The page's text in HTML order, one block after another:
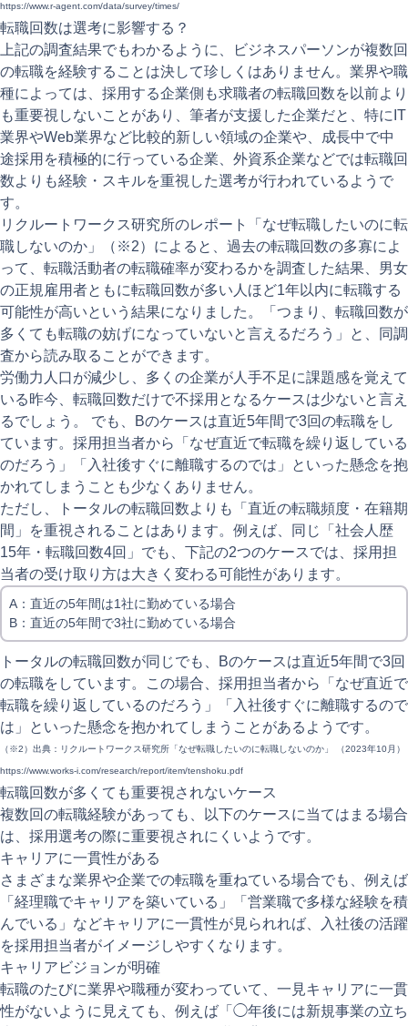
https://www.r-agent.com/data/survey/times/
転職回数は選考に影響する？
上記の調査結果でもわかるように、ビジネスパーソンが複数回
の転職を経験することは決して珍しくはありません。業界や職
種によっては、採用する企業側も求職者の転職回数を以前より
も重要視しないことがあり、筆者が支援した企業だと、特にIT
業界やWeb業界など比較的新しい領域の企業や、成長中で中
途採用を積極的に行っている企業、外資系企業などでは転職回
数よりも経験・スキルを重視した選考が行われているようで
す。
リクルートワークス研究所のレポート「なぜ転職したいのに転
職しないのか」（※2）によると、過去の転職回数の多寡によ
って、転職活動者の転職確率が変わるかを調査した結果、男女
の正規雇用者ともに転職回数が多い人ほど1年以内に転職する
可能性が高いという結果になりました。「つまり、転職回数が
多くても転職の妨げになっていないと言えるだろう」と、同調
査から読み取ることができます。
労働力人口が減少し、多くの企業が人手不足に課題感を覚えて
いる昨今、転職回数だけで不採用となるケースは少ないと言え
るでしょう。 でも、Bのケースは直近5年間で3回の転職をし
ています。採用担当者から「なぜ直近で転職を繰り返している
のだろう」「入社後すぐに離職するのでは」といった懸念を抱
かれてしまうことも少なくありません。
ただし、トータルの転職回数よりも「直近の転職頻度・在籍期
間」を重視されることはあります。例えば、同じ「社会人歴
15年・転職回数4回」でも、下記の2つのケースでは、採用担
当者の受け取り方は大きく変わる可能性があります。
A：直近の5年間は1社に勤めている場合
B：直近の5年間で3社に勤めている場合
トータルの転職回数が同じでも、Bのケースは直近5年間で3回
の転職をしています。この場合、採用担当者から「なぜ直近で
転職を繰り返しているのだろう」「入社後すぐに離職するので
は」といった懸念を抱かれてしまうことがあるようです。
（※2）出典：リクルートワークス研究所「なぜ転職したいのに転職しないのか」 （2023年10月）
https://www.works-i.com/research/report/item/tenshoku.pdf
転職回数が多くても重要視されないケース
複数回の転職経験があっても、以下のケースに当てはまる場合
は、採用選考の際に重要視されにくいようです。
キャリアに一貫性がある
さまざまな業界や企業での転職を重ねている場合でも、例えば
「経理職でキャリアを築いている」「営業職で多様な経験を積
んでいる」などキャリアに一貫性が見られれば、入社後の活躍
を採用担当者がイメージしやすくなります。
キャリアビジョンが明確
転職のたびに業界や職種が変わっていて、一見キャリアに一貫
性がないように見えても、例えば「◯年後には新規事業の立ち